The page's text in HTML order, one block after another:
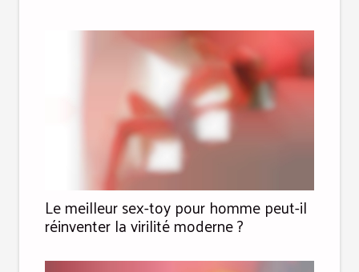
Le meilleur sex-toy pour homme peut-il
réinventer la virilité moderne ?